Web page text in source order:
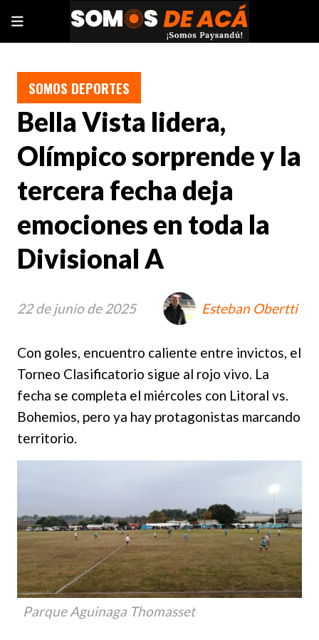
Bella Vista lidera,
Olímpico sorprende y la
tercera fecha deja
emociones en toda la
Divisional A
Con goles, encuentro caliente entre invictos, el
Torneo Clasificatorio sigue al rojo vivo. La
fecha se completa el miércoles con Litoral vs.
Bohemios, pero ya hay protagonistas marcando
territorio.
SOMOS DEPORTES
22 de junio de 2025 Esteban Obertti
Parque Aguinaga Thomasset